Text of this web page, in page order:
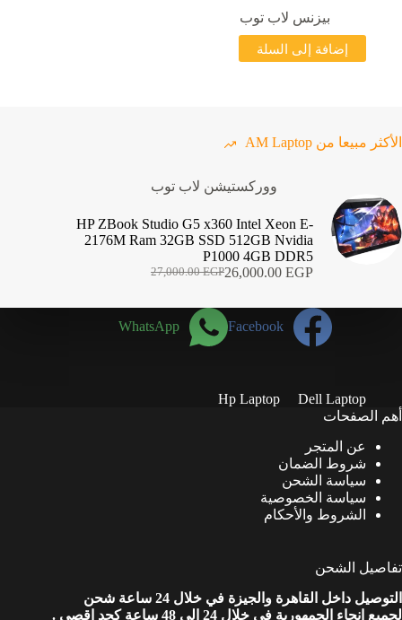
الأصلي
هو:
13,500.00 EGP.
الحالي
هو:
12,999.00 EGP.
بيزنس لاب توب
إضافة إلى السلة
الأكثر مبيعا من AM Laptop
ووركستيشن لاب توب
HP ZBook Studio G5 x360 Intel Xeon E-
2176M Ram 32GB SSD 512GB Nvidia
P1000 4GB DDR5
27,000.00EGP
السعر
هو:
27,000.00 EGP.
26,000.00 EGP
السعر
هو:
26,000.00 EGP.Facebook
WhatsApp
Dell Laptop
Hp Laptop
أهم الصفحات
عن المتجر
شروط الضمان
سياسة الشحن
سياسة الخصوصية
الشروط والأحكام
تفاصيل الشحن
التوصيل داخل القاهرة والجيزة في خلال 24 ساعة شحن
لجميع انحاء الجمهورية في خلال 24 الي 48 ساعة كحد اقصي .